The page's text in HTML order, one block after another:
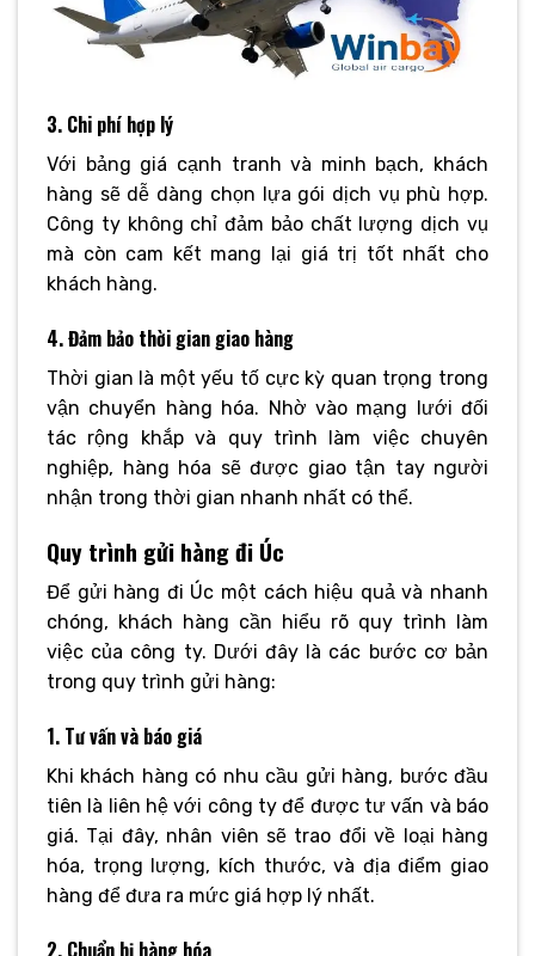
3. Chi phí hợp lý
Với bảng giá cạnh tranh và minh bạch, khách
hàng sẽ dễ dàng chọn lựa gói dịch vụ phù hợp.
Công ty không chỉ đảm bảo chất lượng dịch vụ
mà còn cam kết mang lại giá trị tốt nhất cho
khách hàng.
4. Đảm bảo thời gian giao hàng
Thời gian là một yếu tố cực kỳ quan trọng trong
vận chuyển hàng hóa. Nhờ vào mạng lưới đối
tác rộng khắp và quy trình làm việc chuyên
nghiệp, hàng hóa sẽ được giao tận tay người
nhận trong thời gian nhanh nhất có thể.
Quy trình gửi hàng đi Úc
Để gửi hàng đi Úc một cách hiệu quả và nhanh
chóng, khách hàng cần hiểu rõ quy trình làm
việc của công ty. Dưới đây là các bước cơ bản
trong quy trình gửi hàng:
1. Tư vấn và báo giá
Khi khách hàng có nhu cầu gửi hàng, bước đầu
tiên là liên hệ với công ty để được tư vấn và báo
giá. Tại đây, nhân viên sẽ trao đổi về loại hàng
hóa, trọng lượng, kích thước, và địa điểm giao
hàng để đưa ra mức giá hợp lý nhất.
2. Chuẩn bị hàng hóa